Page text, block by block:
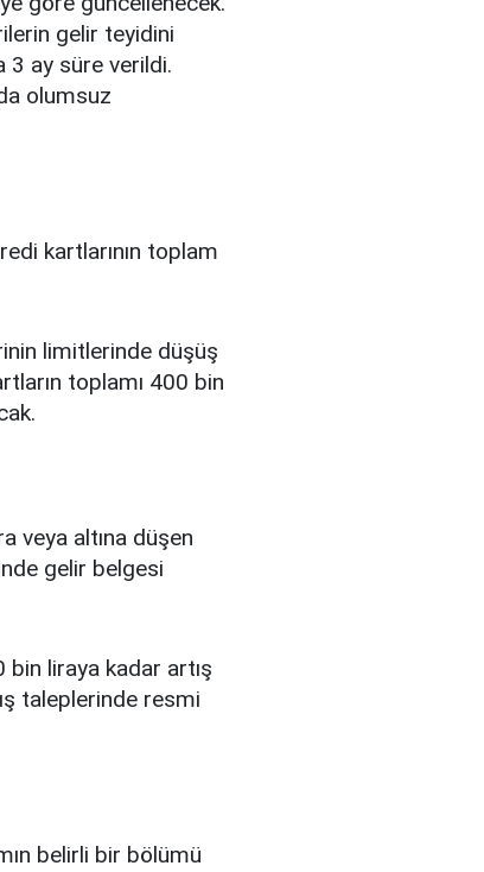
gelir teyidini
3 ay süre verildi.
olumsuz
kartlarının toplam
limitlerinde düşüş
toplamı 400 bin
veya altına düşen
gelir belgesi
liraya kadar artış
taleplerinde resmi
belirli bir bölümü